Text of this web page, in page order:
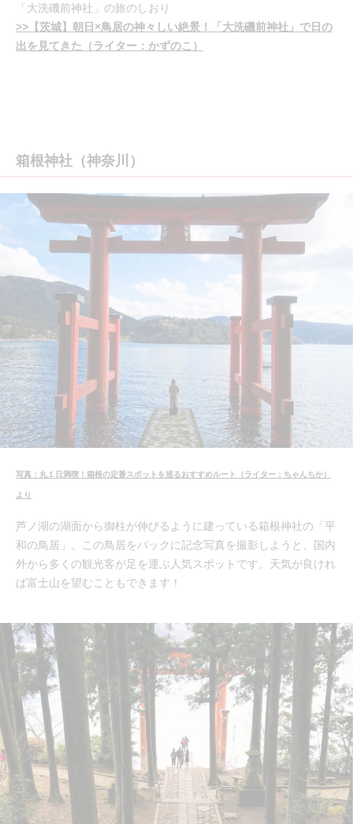
「大洗磯前神社」の旅のしおり
>>【茨城】朝日×鳥居の神々しい絶景！「大洗磯前神社」で日の
出を見てきた（ライター：かずのこ）
箱根神社（神奈川）
写真：丸１日満喫！箱根の定番スポットを巡るおすすめルート（ライター：ちゃんちか）
より
芦ノ湖の湖面から御柱が伸びるように建っている箱根神社の「平
和の鳥居」。この鳥居をバックに記念写真を撮影しようと、国内
外から多くの観光客が足を運ぶ人気スポットです。天気が良けれ
ば富士山を望むこともできます！